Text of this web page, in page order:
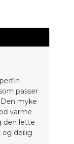
passer
myke
varme
den lette
og deilig